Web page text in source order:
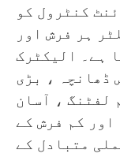
کنٹرول کو
ہر فرش اور
ہے۔ الیکٹرک
ڈھانچہ ، بڑی
لفٹنگ ، آسان
اور کم فرش کے
متبادل کے